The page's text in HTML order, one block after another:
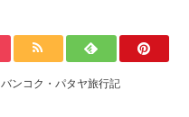
バンコク・パタヤ旅行記